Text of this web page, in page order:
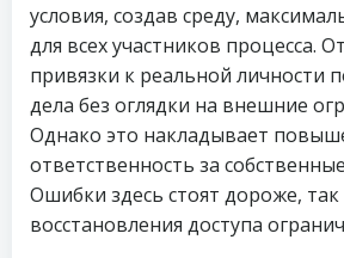
условия, создав среду,
для всех участников процесса.
привязки к реальной личности
дела без оглядки на внешние
Однако это накладывает
ответственность за
Ошибки здесь стоят дороже,
восстановления доступа